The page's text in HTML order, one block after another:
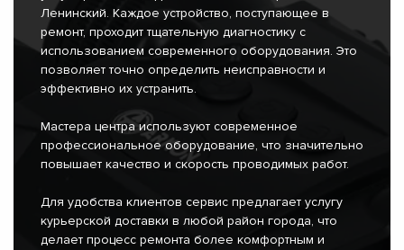
Ленинский. Каждое устройство, поступающее в
ремонт, проходит тщательную диагностику с
использованием современного оборудования. Это
позволяет точно определить неисправности и
эффективно их устранить.
Мастера центра используют современное
профессиональное оборудование, что значительно
повышает качество и скорость проводимых работ.
Для удобства клиентов сервис предлагает услугу
курьерской доставки в любой район города, что
делает процесс ремонта более комфортным и